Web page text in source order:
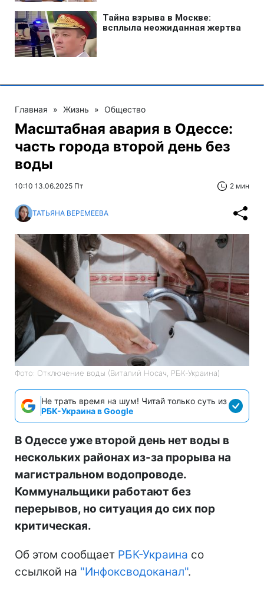
Главная » Жизнь » Общество
Масштабная авария в Одессе:
часть города второй день без
воды
10:10 13.06.2025 Пт 2 мин
ТАТЬЯНА ВЕРЕМЕЕВА
Фото: Отключение воды (Виталий Носач, РБК-Украина)
Не трать время на шум! Читай только суть из
РБК-Украина в Google
В Одессе уже второй день нет воды в
нескольких районах из-за прорыва на
магистральном водопроводе.
Коммунальщики работают без
перерывов, но ситуация до сих пор
критическая.
Об этом сообщает РБК-Украина со
ссылкой на "Инфоксводоканал".